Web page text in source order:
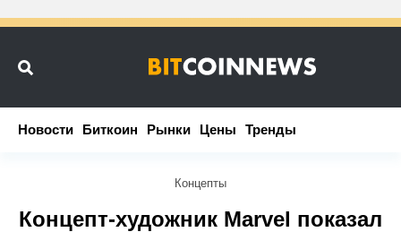
Новости Биткоин Рынки Цены Тренды
Новости Биткоин Рынки Цены Тренды
Концепты
Концепт-художник Marvel показал